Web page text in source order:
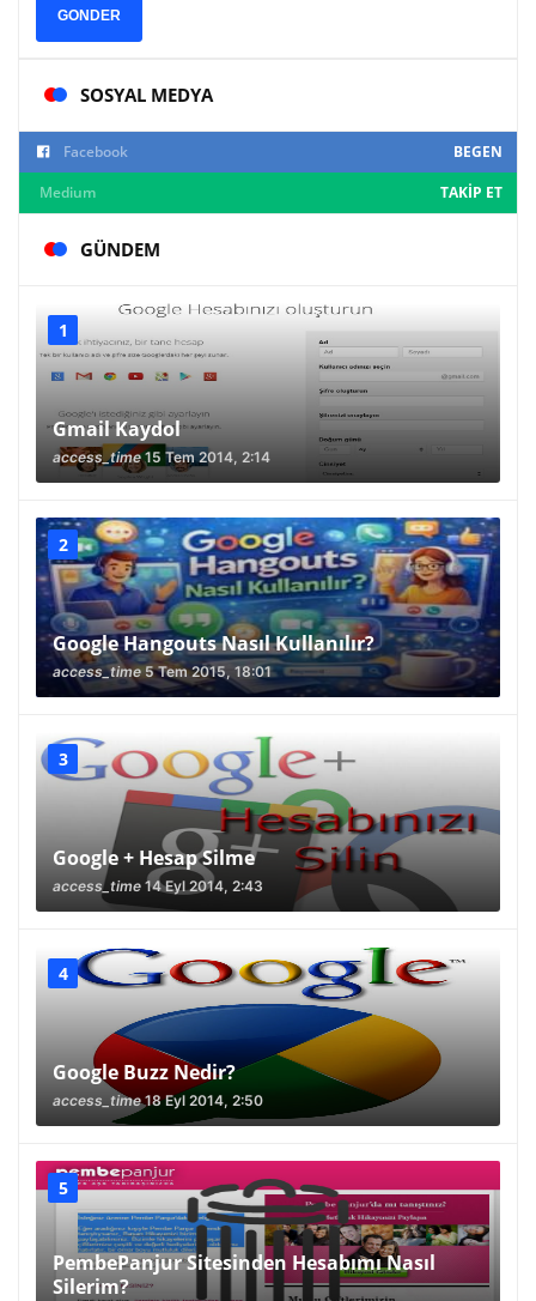
GONDER
SOSYAL MEDYA
Facebook
BEGEN
Medium
TAKIP ET
GÜNDEM
Gmail Kaydol
access_time15 Tem 2014, 2:14
Google Hangouts Nasıl Kullanılır?
access_time 5 Tem 2015, 18:01
Google + Hesap Silme
access_time 14 Eyl 2014, 2:43
Google Buzz Nedir?
access_time18 Eyl 2014, 2:50
PembePanjur Sitesinden Hesabımı Nasıl
Silerim?